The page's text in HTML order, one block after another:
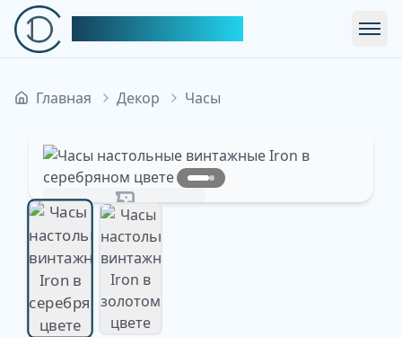
Главная Декор Часы
Изображение недоступно